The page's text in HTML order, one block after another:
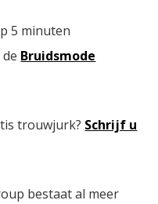
5 minuten
Bruidsmode
trouwjurk? Schrijf u
bestaat al meer